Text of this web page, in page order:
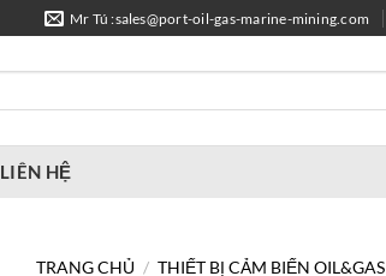
Mr Tú :sales@port-oil-gas-marine-mining.com
LIÊN HỆ
TRANG CHỦ / THIẾT BỊ CẢM BIẾN OIL&GAS